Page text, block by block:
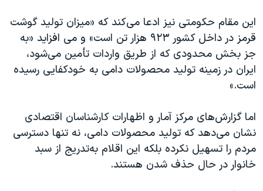
این مقام حکومتی نیز ادعا می‌کند که «میزان تولید گوشت
قرمز در داخل کشور ۹۲۳ هزار تن است» و می افزاید «به
جز بخش محدودی که از طریق واردات تأمین می‌شود،
ایران در زمینه تولید محصولات دامی به خودکفایی رسیده
است.»
اما گزارش‌های مرکز آمار و اظهارات کارشناسان اقتصادی
نشان می‌دهد که تولید محصولات دامی، نه تنها دسترسی
مردم را تسهیل نکرده بلکه این اقلام به‌تدریج از سبد
خانوار در حال حذف شدن هستند.